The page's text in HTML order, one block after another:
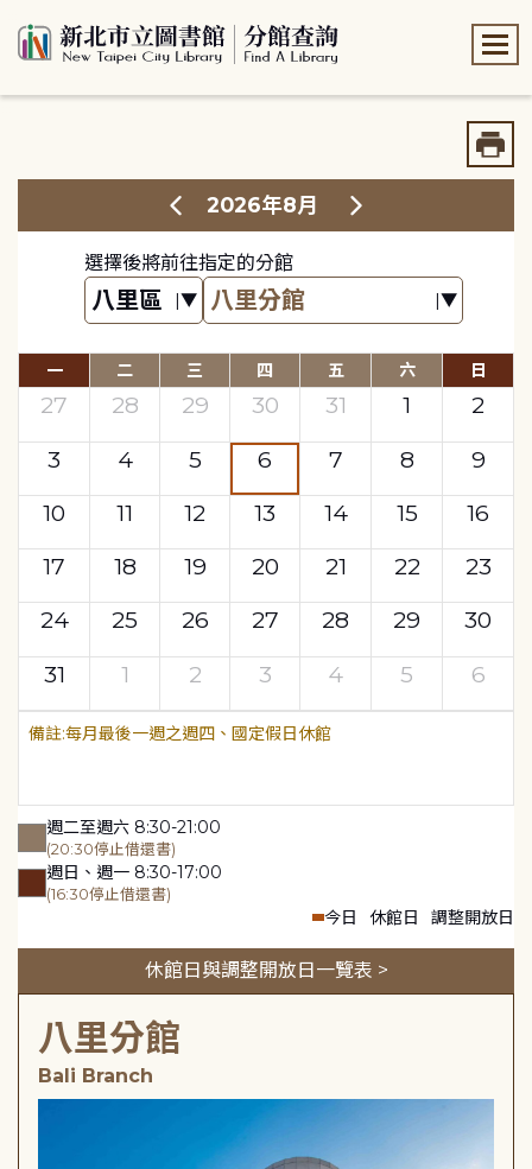
2026年8月
選擇後將前往指定的分館
一 二 三 四 五 六 日
27 28 29 30 31 1
2
3
4 5 6 7 8
9
10
11 12 13 14 15
16
17
18 19 20 21 22
23
24
25 26 27 28 29
30
31
1 2 3 4 5 6
每月最後一週之週四、國定假日休館
週二至週六 8:30-21:00
(20:30停止借還書)
週日、週一 8:30-17:00
(16:30停止借還書)
今日 休館日 調整開放日
休館日與調整開放日一覽表 >
八里分館
Bali Branch